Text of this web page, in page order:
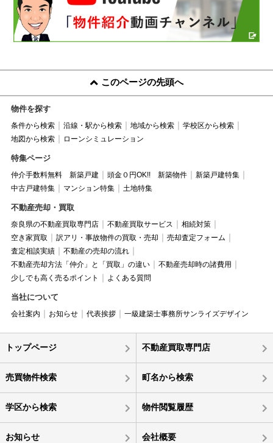
このページの先頭へ
物件を探す
条件から検索 沿線・駅から検索 地域から検索
学校区から検索
地図から検索
ローンシミュレーション
特集ページ
仲介手数料無料 新築戸建 頭金０円OK!! 新築物件
新築戸建特集
中古戸建特集
マンション特集 土地特集
不動産売却・買取
奈良県の不動産買取専門店 不動産買取サービス
相続対策
空き家買取
訳アリ・事故物件の買取・売却
売却査定フォーム
査定相談実績
不動産の売却の流れ
不動産売却方法「仲介」と「買取」の違い
不動産売却時の諸費用
少しでも高く売るポイント
よくある質問
当社について
会社案内 お知らせ 代表挨拶 一級建築士事務所サンライズデザイン
トップページ 不動産買取専門店
売買物件検索 町名から検索
学区から検索 物件閲覧履歴
お知らせ 会社概要